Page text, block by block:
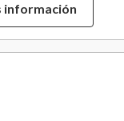
Funda
información